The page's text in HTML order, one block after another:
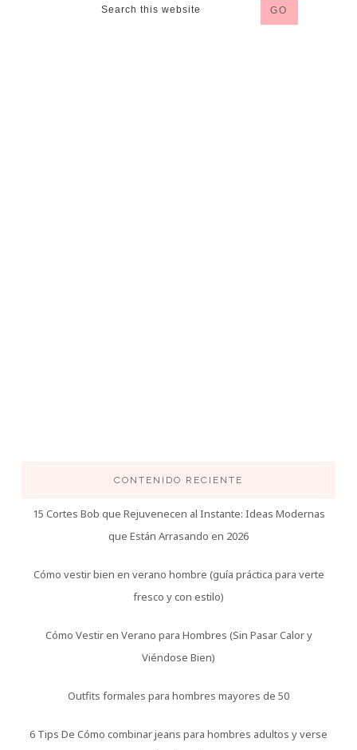
CONTENIDO RECIENTE
15 Cortes Bob que Rejuvenecen al Instante: Ideas Modernas
que Están Arrasando en 2026
Cómo vestir bien en verano hombre (guía práctica para verte
fresco y con estilo)
Cómo Vestir en Verano para Hombres (Sin Pasar Calor y
Viéndose Bien)
Outfits formales para hombres mayores de 50
6 Tips De Cómo combinar jeans para hombres adultos y verse